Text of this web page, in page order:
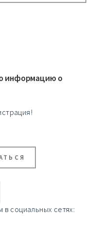
информацию о
в социальных сетях: